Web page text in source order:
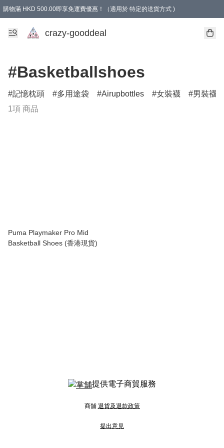
購物滿 HKD 500.00即享免運費優惠！（適用於 特定的送貨方式 )
成為會員可享免費禮品
crazy-gooddeal
#Basketballshoes
記憶枕頭 多用途袋 Airupbottles 女裝襪
男裝襪
1項 商品
Puma Playmaker Pro Mid
Basketball Shoes (香港現貨)
提供電子商貿服務
商舖 退貨及退款政策
提出意見